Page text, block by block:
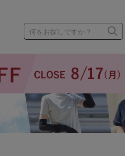
何をお探しですか？
1,000～1,999円
3,000～3,999円